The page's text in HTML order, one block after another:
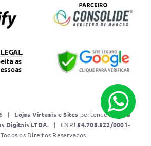
| Lojas Virtuais e Sites pertence a
Mídia
Digitais LTDA. | CNPJ54.708.522/0001-
os Direitos Reservados